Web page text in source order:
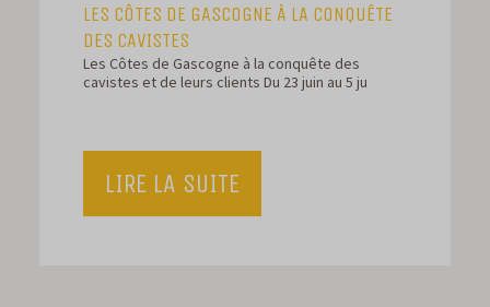
LES CÔTES DE GASCOGNE À LA CONQUÊTE
DES CAVISTES
Les Côtes de Gascogne à la conquête des
cavistes et de leurs clients Du 23 juin au 5 ju
LIRE LA SUITE